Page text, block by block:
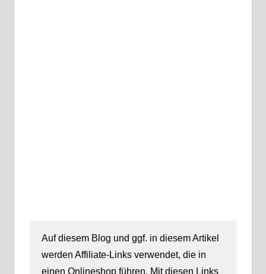
Auf diesem Blog und ggf. in diesem Artikel
werden Affiliate-Links verwendet, die in
einen Onlineshop führen. Mit diesen Links